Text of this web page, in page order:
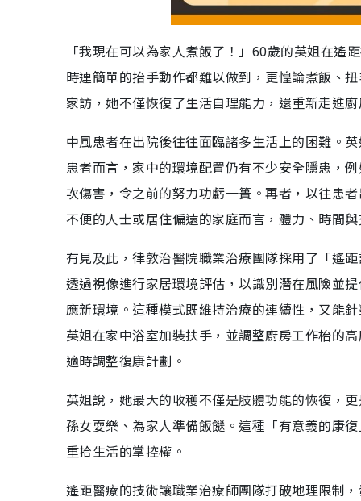
「我現在可以為家人煮飯了！」60歲的英姐在
時連簡單的抬手動作都難以做到，更惶論煮飯、
家訪，她不僅恢復了生活自理能力，還重新走進
中風患者在出院後往往面臨諸多生活上的困難。
患者而言，家中的環境配置仍有不少安全隱患，
次傷害，令之前的努力功虧一簣。再者，以往患
不便的人士或居住偏遠的家庭而言，體力、時間
有見及此，律敦治醫院職業治療團隊採用了「遙
透過視像進行家居環境評估，以識別潛在風險並
應新環境。這種模式既維持治療的連續性，又能
英姐在家中浴室加裝扶手，並調整廚房工作枱的
適時調整復康計劃。
英姐說，她最大的收穫不僅是肢體功能的恢復，
孫女耍樂、為家人準備飯餸。這種「有意義的康
重拾生活的掌控權。
遙距醫療的技術讓職業治療師團隊打破地理限制